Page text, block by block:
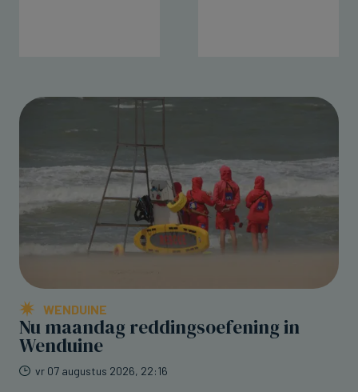
WENDUINE
Nu maandag reddingsoefening in
Wenduine
vr 07 augustus 2026, 22:16